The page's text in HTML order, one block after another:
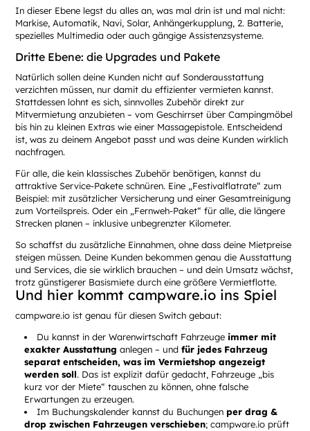
In dieser Ebene legst du alles an, was mal drin ist und mal nicht:
Markise, Automatik, Navi, Solar, Anhängerkupplung, 2. Batterie,
spezielles Multimedia oder auch gängige Assistenzsysteme.
Dritte Ebene: die Upgrades und Pakete
Natürlich sollen deine Kunden nicht auf Sonderausstattung
verzichten müssen, nur damit du effizienter vermieten kannst.
Stattdessen lohnt es sich, sinnvolles Zubehör direkt zur
Mitvermietung anzubieten – vom Geschirrset über Campingmöbel
bis hin zu kleinen Extras wie einer Massagepistole. Entscheidend
ist, was zu deinem Angebot passt und was deine Kunden wirklich
nachfragen.
Für alle, die kein klassisches Zubehör benötigen, kannst du
attraktive Service-Pakete schnüren. Eine „Festivalflatrate“ zum
Beispiel: mit zusätzlicher Versicherung und einer Gesamtreinigung
zum Vorteilspreis. Oder ein „Fernweh-Paket“ für alle, die längere
Strecken planen – inklusive unbegrenzter Kilometer.
So schaffst du zusätzliche Einnahmen, ohne dass deine Mietpreise
steigen müssen. Deine Kunden bekommen genau die Ausstattung
und Services, die sie wirklich brauchen – und dein Umsatz wächst,
trotz günstigerer Basismiete durch eine größere Vermietflotte.
Und hier kommt campware.io ins Spiel
campware.io ist genau für diesen Switch gebaut:
Du kannst in der Warenwirtschaft Fahrzeugeimmer mit
exakter Ausstattung anlegen – undfür jedes Fahrzeug
separat entscheiden, was im Vermietshop angezeigt
werden soll. Das ist explizit dafür gedacht, Fahrzeuge „bis
kurz vor der Miete“ tauschen zu können, ohne falsche
Erwartungen zu erzeugen.
Im Buchungskalender kannst du Buchungen per drag &
drop zwischen Fahrzeugen verschieben; campware.io prüft